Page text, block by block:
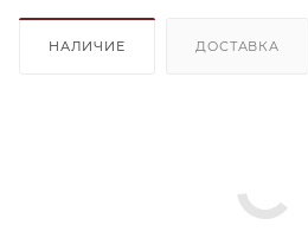
НАЛИЧИЕ ДОСТАВКА